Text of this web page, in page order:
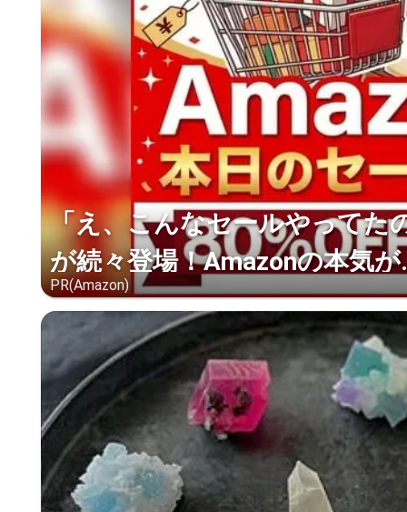
「え、こんなセールやってた
が続々登場！Amazonの本気が
PR(Amazon)